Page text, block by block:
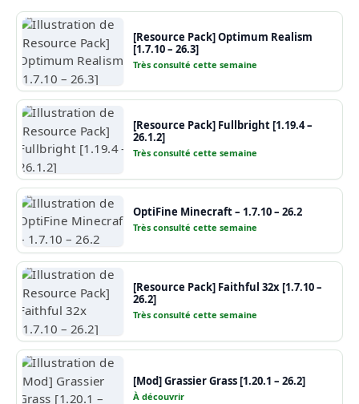
[Resource Pack] Optimum Realism
[1.7.10 – 26.3]
Très consulté cette semaine
[Resource Pack] Fullbright [1.19.4 –
26.1.2]
Très consulté cette semaine
OptiFine Minecraft – 1.7.10 – 26.2
Très consulté cette semaine
[Resource Pack] Faithful 32x [1.7.10 –
26.2]
Très consulté cette semaine
[Mod] Grassier Grass [1.20.1 – 26.2]
À découvrir